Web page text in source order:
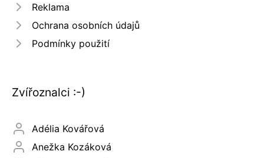
Reklama
Ochrana osobních údajů
Podmínky použití
Zvířoznalci :-)
Adélia Kovářová
Anežka Kozáková